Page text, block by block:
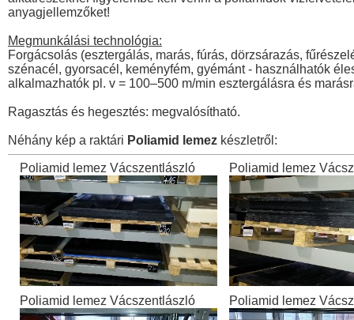
anyagjellemzőket!
Megmunkálási technológia:
Forgácsolás (esztergálás, marás, fúrás, dörzsárazás,
szénacél, gyorsacél, keményfém, gyémánt - használhatók
alkalmazhatók pl. v = 100–500 m/min esztergálásra és
Ragasztás és hegesztés: megvalósítható.
Néhány kép a raktári Poliamid lemez készletről:
Poliamid lemez Vácszentlászló Poliamid lemez
Poliamid lemez Vácszentlászló Poliamid lemez